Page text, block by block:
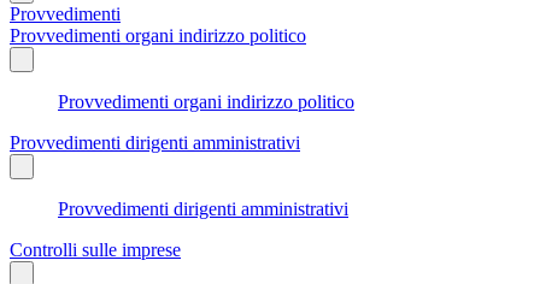
Provvedimenti
Provvedimenti organi indirizzo politico
Provvedimenti organi indirizzo politico
Provvedimenti dirigenti amministrativi
Provvedimenti dirigenti amministrativi
Controlli sulle imprese